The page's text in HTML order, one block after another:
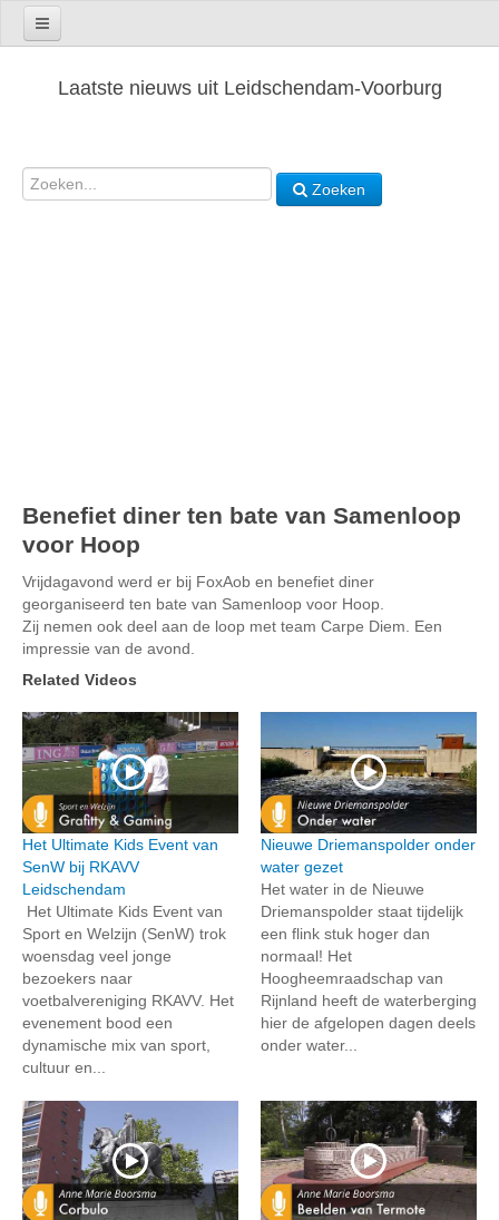
Laatste nieuws uit Leidschendam-Voorburg
Zoeken
Benefiet diner ten bate van Samenloop
voor Hoop
Vrijdagavond werd er bij FoxAob en benefiet diner
georganiseerd ten bate van Samenloop voor Hoop.
Zij nemen ook deel aan de loop met team Carpe Diem. Een
impressie van de avond.
Related Videos
Het Ultimate Kids Event van
SenW bij RKAVV
Leidschendam
Het Ultimate Kids Event van
Sport en Welzijn (SenW) trok
woensdag veel jonge
bezoekers naar
voetbalvereniging RKAVV. Het
evenement bood een
dynamische mix van sport,
cultuur en...
Nieuwe Driemanspolder onder
water gezet
Het water in de Nieuwe
Driemanspolder staat tijdelijk
een flink stuk hoger dan
normaal! Het
Hoogheemraadschap van
Rijnland heeft de waterberging
hier de afgelopen dagen deels
onder water...